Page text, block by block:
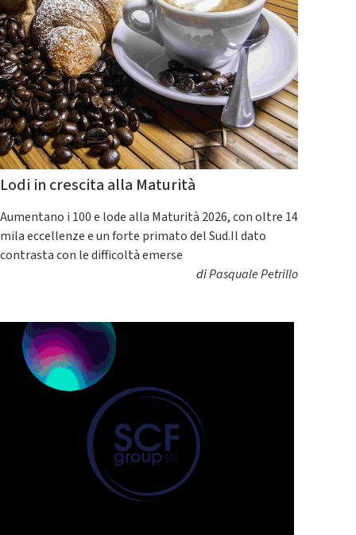
Lodi in crescita alla Maturità
Aumentano i 100 e lode alla Maturità 2026, con oltre 14
mila eccellenze e un forte primato del Sud.Il dato
contrasta con le difficoltà emerse
diPasquale Petrillo